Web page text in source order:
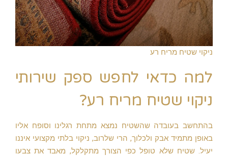
ניקוי שטיח מריח רע
למה כדאי לחפש ספק שירותי
ניקוי שטיח מריח רע?
בהתחשב בעובדה שהשטיח נמצא מתחת רגלינו וסופח אליו
באופן מתמיד אבק ולכלוך, הרי שלרוב, ניקוי בלתי מקצועי איננו
יעיל. שטיח שלא טופל כפי הצורך מתקלקל, מאבד את צבעו